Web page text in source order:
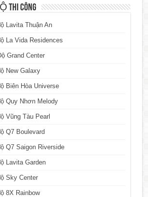
THI CÔNG
Lavita Thuận An
La Vida Residences
Grand Center
New Galaxy
Biên Hòa Universe
Quy Nhơn Melody
Vũng Tàu Pearl
Q7 Boulevard
Q7 Saigon Riverside
Lavita Garden
Sky Center
8X Rainbow